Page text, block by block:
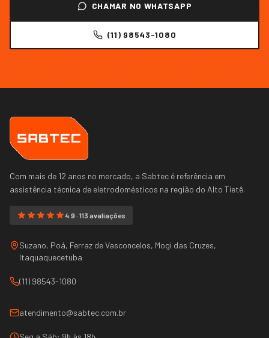
CHAMAR NO WHATSAPP
(11) 98543-1080
Com mais de 12 anos no mercado, a Sabtec é referência em
assistência técnica de eletrodomésticos na região do Alto Tietê.
4.9 · 113 avaliações
Suzano, Poá, Ferraz de Vasconcelos, Mogi das Cruzes,
Itaquaquecetuba
(11) 98543-1080
atendimento@sabtec.com.br